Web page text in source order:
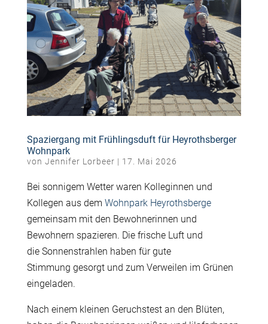
Spaziergang mit Frühlingsduft für Heyrothsberger
Wohnpark
von Jennifer Lorbeer | 17. Mai 2026
Bei sonnigem Wetter waren Kolleginnen und
Kollegen aus dem Wohnpark Heyrothsberge
gemeinsam mit den Bewohnerinnen und
Bewohnern spazieren. Die frische Luft und
die Sonnenstrahlen haben für gute
Stimmung gesorgt und zum Verweilen im Grünen
eingeladen.
Nach einem kleinen Geruchstest an den Blüten,